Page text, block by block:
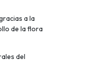
a la
de la flora
del